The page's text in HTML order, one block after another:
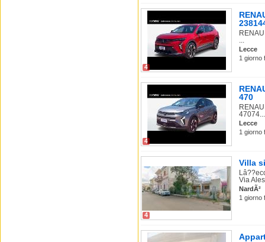
4
...
Lecce
1 giorno
4
470
47074...
Lecce
1 giorno
4
Villa
Via
NardÃ²
1 giorno